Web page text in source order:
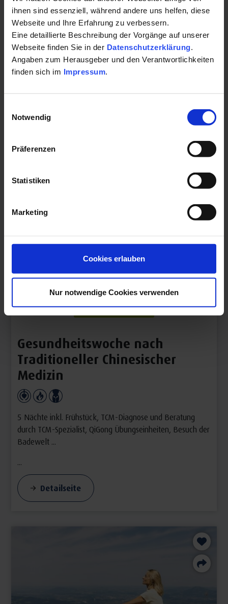
ihnen sind essenziell, während andere uns helfen, diese
Webseite und Ihre Erfahrung zu verbessern.
Eine detaillierte Beschreibung der Vorgänge auf unserer
Webseite finden Sie in der Datenschutzerklärung.
Angaben zum Herausgeber und den Verantwortlichkeiten
finden sich im Impressum.
Notwendig
Präferenzen
Statistiken
Marketing
Cookies erlauben
Nur notwendige Cookies verwenden
Aktiv- und Vitalwoche
7 Nächte inkl. Frühstück, Aqua-Fitness und Rückenschule,
Gesundheitswoche nach
Traditioneller Chinesischer
Medizin
5 Nächte inkl. Frühstück, TCM-Diagnose und Beratung
durch TCM-Spezialist, QiGong Übungseinheiten, Besuch der
Badewelt ...
...
Detailseite